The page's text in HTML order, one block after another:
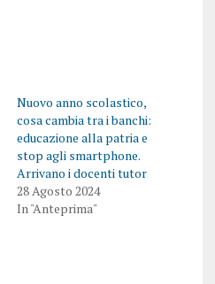
Nuovo anno scolastico,
cosa cambia tra i banchi:
educazione alla patria e
stop agli smartphone.
Arrivano i docenti tutor
28 Agosto 2024
In "Anteprima"